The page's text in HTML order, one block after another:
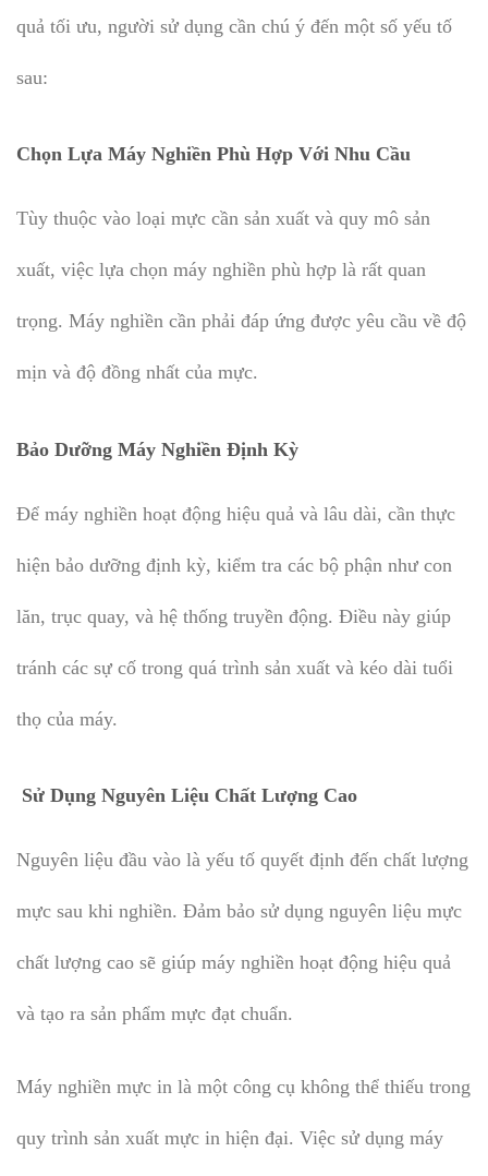
quả tối ưu, người sử dụng cần chú ý đến một số yếu tố
sau:
Chọn Lựa Máy Nghiền Phù Hợp Với Nhu Cầu
Tùy thuộc vào loại mực cần sản xuất và quy mô sản
xuất, việc lựa chọn máy nghiền phù hợp là rất quan
trọng. Máy nghiền cần phải đáp ứng được yêu cầu về độ
mịn và độ đồng nhất của mực.
Bảo Dưỡng Máy Nghiền Định Kỳ
Để máy nghiền hoạt động hiệu quả và lâu dài, cần thực
hiện bảo dưỡng định kỳ, kiểm tra các bộ phận như con
lăn, trục quay, và hệ thống truyền động. Điều này giúp
tránh các sự cố trong quá trình sản xuất và kéo dài tuổi
thọ của máy.
Sử Dụng Nguyên Liệu Chất Lượng Cao
Nguyên liệu đầu vào là yếu tố quyết định đến chất lượng
mực sau khi nghiền. Đảm bảo sử dụng nguyên liệu mực
chất lượng cao sẽ giúp máy nghiền hoạt động hiệu quả
và tạo ra sản phẩm mực đạt chuẩn.
Máy nghiền mực in là một công cụ không thể thiếu trong
quy trình sản xuất mực in hiện đại. Việc sử dụng máy